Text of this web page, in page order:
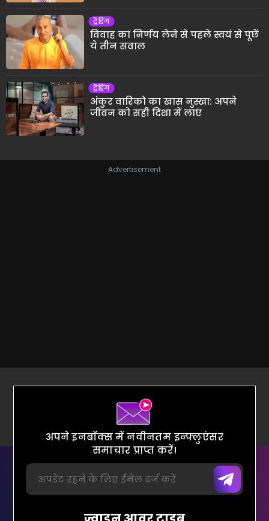
ट्रेंडिंग
विवाह का निर्णय लेने से पहले स्वयं से पूछें
ये तीन सवाल
ट्रेंडिंग
अंकुर वारिको का खास नुस्खा: अपने
जीवन को सही दिशा में लाएं
Advertisement
अपने इनबॉक्स में नवीनतम इन्फ्लुएंसर
समाचार प्राप्त करें!